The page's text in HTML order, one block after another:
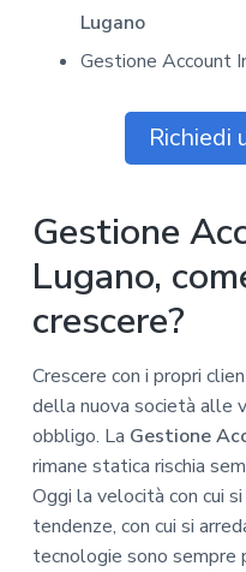
Lugano
Gestione Account
Richiedi
Gestione
Lugano,
crescere?
Crescere con i propri
della nuova società alle
obbligo. La Gestione
rimane statica rischia
Oggi la velocità con cui
tendenze, con cui si
tecnologie sono sempre